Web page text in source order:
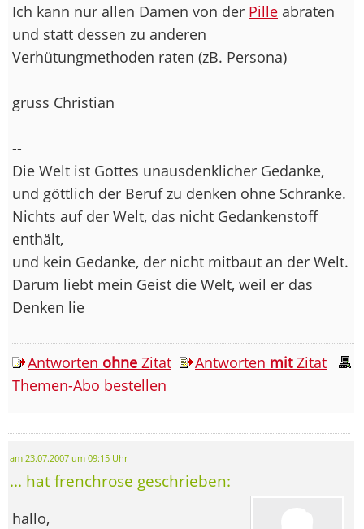
Ich kann nur allen Damen von der Pille abraten
und statt dessen zu anderen
Verhütungmethoden raten (zB. Persona)
gruss Christian
--
Die Welt ist Gottes unausdenklicher Gedanke,
und göttlich der Beruf zu denken ohne Schranke.
Nichts auf der Welt, das nicht Gedankenstoff
enthält,
und kein Gedanke, der nicht mitbaut an der Welt.
Darum liebt mein Geist die Welt, weil er das
Denken lie
Antworten ohne Zitat Antworten mitZitat
Themen-Abo bestellen
am 23.07.2007 um 09:15 Uhr
... hat frenchrose geschrieben:
hallo,